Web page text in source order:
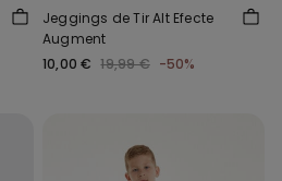
Jeggings de Tir Alt Efecte
Augment
10,00 € 19,99 € -50%